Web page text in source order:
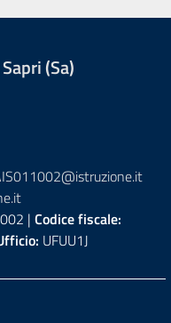
(Sa)
| Codice fiscale:
UFUU1J